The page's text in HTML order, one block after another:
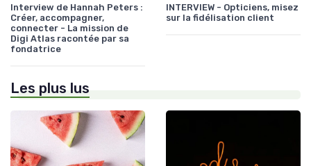
Interview de Hannah Peters :
Créer, accompagner,
connecter - La mission de
Digi Atlas racontée par sa
fondatrice
INTERVIEW - Opticiens, misez
sur la fidélisation client
Les plus lus